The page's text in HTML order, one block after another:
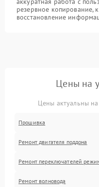
резервное копирование,
восстановление
Цены на
Цены актуальны
Прошивка
Ремонт двигателя поддона
Ремонт переключателей
Ремонт волновода